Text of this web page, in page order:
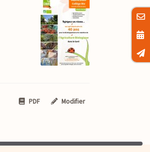
PDF Modifier